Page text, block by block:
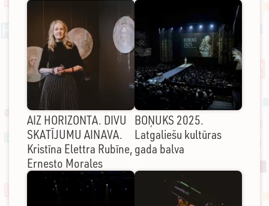
AIZ HORIZONTA. DIVU
SKATĪJUMU AINAVA.
Kristīna Elettra Rubīne,
Ernesto Morales
BOŅUKS 2025.
Latgaliešu kultūras
gada balva